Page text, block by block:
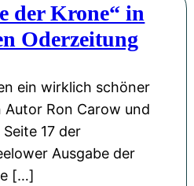
der Krone“ in
Oderzeitung
ein wirklich schöner
Ron Carow und
17 der
Ausgabe der
[…]